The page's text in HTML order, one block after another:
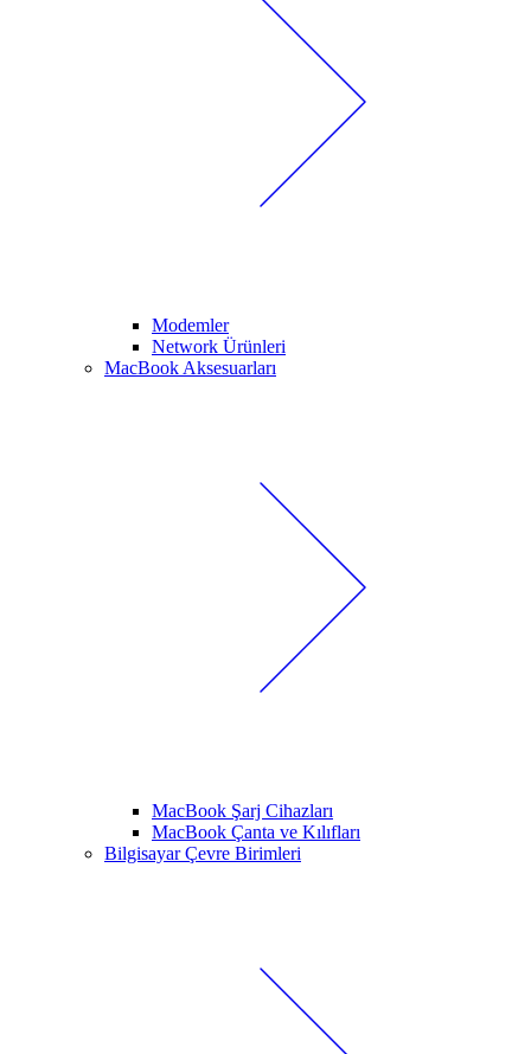
Modemler
Network Ürünleri
MacBook Aksesuarları
MacBook Şarj Cihazları
MacBook Çanta ve Kılıfları
Bilgisayar Çevre Birimleri